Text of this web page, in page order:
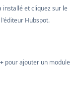
installé et cliquez sur le
Hubspot.
+ pour ajouter un module